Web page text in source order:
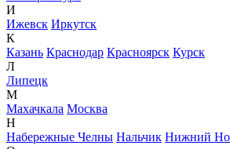
И
Ижевск Иркутск
К
Казань Краснодар Красноярск Курск
Л
Липецк
М
Махачкала Москва
Н
Набережные Челны Нальчик Нижний